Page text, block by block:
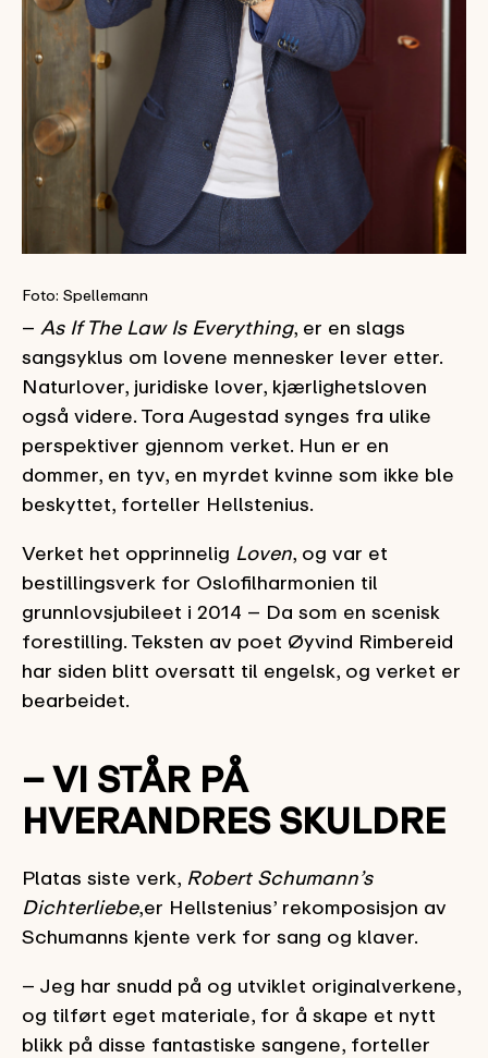
Foto: Spellemann
– As If The Law Is Everything, er en slags
sangsyklus om lovene mennesker lever etter.
Naturlover, juridiske lover, kjærlighetsloven
også videre. Tora Augestad synges fra ulike
perspektiver gjennom verket. Hun er en
dommer, en tyv, en myrdet kvinne som ikke ble
beskyttet, forteller Hellstenius.
Verket het opprinnelig Loven, og var et
bestillingsverk for Oslofilharmonien til
grunnlovsjubileet i 2014 – Da som en scenisk
forestilling. Teksten av poet Øyvind Rimbereid
har siden blitt oversatt til engelsk, og verket er
bearbeidet.
– VI STÅR PÅ
HVERANDRES SKULDRE
Platas siste verk, Robert Schumann’s
Dichterliebe,er Hellstenius’ rekomposisjon av
Schumanns kjente verk for sang og klaver.
– Jeg har snudd på og utviklet originalverkene,
og tilført eget materiale, for å skape et nytt
blikk på disse fantastiske sangene, forteller